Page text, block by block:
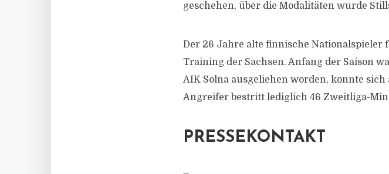
geschehen, über die Modalitäten wurde
Der 26 Jahre alte finnische
Training der Sachsen. Anfang der Saison
AIK Solna ausgeliehen worden, konnte
Angreifer bestritt lediglich 46 Zweitliga-
PRESSEKONTAKT